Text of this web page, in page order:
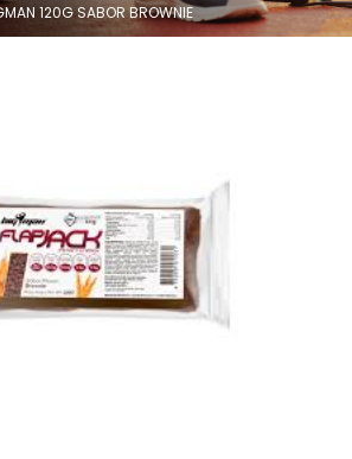
120G SABOR BROWNIE